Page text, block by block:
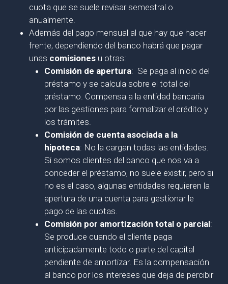
cuota que se suele revisar semestral o
anualmente.
Además del pago mensual al que hay que hacer
frente, dependiendo del banco habrá que pagar
unas comisionesu otras:
Comisión de apertura: Se paga al inicio del
préstamo y se calcula sobre el total del
préstamo. Compensa a la entidad bancaria
por las gestiones para formalizar el crédito y
los trámites.
Comisión de cuenta asociada a la
hipoteca: No la cargan todas las entidades.
Si somos clientes del banco que nos va a
conceder el préstamo, no suele existir, pero si
no es el caso, algunas entidades requieren la
apertura de una cuenta para gestionar le
pago de las cuotas.
Comisión por amortización total o parcial:
Se produce cuando el cliente paga
anticipadamente todo o parte del capital
pendiente de amortizar. Es la compensación
al banco por los intereses que deja de percibir